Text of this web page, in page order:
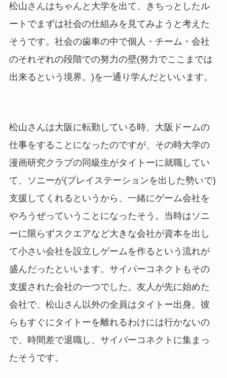
松山さんはちゃんと大学を出て、きちっとしたル
ートでまずは社会の仕組みを見てみようと考えた
そうです。社会の歯車の中で個人・チーム・会社
のそれぞれの段階での努力の壁(努力でここまでは
出来るという境界。)を一通り学んだといいます。
松山さんは大阪に転勤している時、大阪ドームの
仕事をすることになったのですが、その時大学の
漫画研究クラブの同級生がタイトーに就職してい
て、ソニーが(プレイステーションを出した勢いで)
支援してくれるというから、一緒にゲーム会社を
やろうぜっていうことになったそう。当時はソニ
ーに限らずスクエアなど大きな会社が資本を出し
て小さい会社を設立しゲームを作るという流れが
盛んだったといいます。サイバーコネクトもその
支援された会社の一つでした。友人が先に始めた
会社で、松山さん以外の全員はタイトー出身。彼
らもすぐにタイトーを離れるわけには行かないの
で、時間差で退職し、サイバーコネクトに集まっ
たそうです。